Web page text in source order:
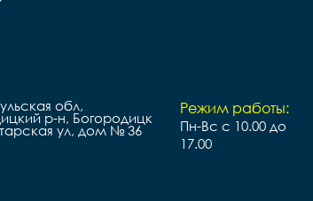
Режим работы:
Пн-Вс с 10.00 до
17.00
обл,
р-н, Богородицк
ул, дом № 36